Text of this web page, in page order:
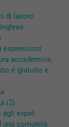
di lavoro
espressioni
accademica,
è gratuito e
(2)
agli expat.
una comunità